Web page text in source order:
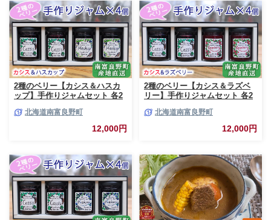
2種のベリー【カシス＆ハスカ
ップ】手作りジャムセット 各2
シス ハスカップ ソース 果実 て
んさい糖 無農薬 ポリフェノー
北海道南富良野町
12,000円
2種のベリー【カシス＆ラズベ
リー】手作りジャムセット 各2
リー カシス ラズベリー ソース
果実 てんさい糖 無農薬
北海道南富良野町
12,000円